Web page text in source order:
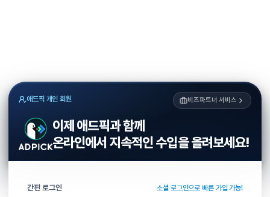
애드픽 개인 회원 비즈파트너 서비스
이제 애드픽과 함께
온라인에서 지속적인 수입을 올려보세요!
간편 로그인 소셜 로그인으로 빠른 가입 가능!